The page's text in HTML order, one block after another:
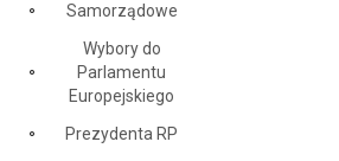
Samorządowe
Wybory do
Parlamentu
Europejskiego
Prezydenta RP